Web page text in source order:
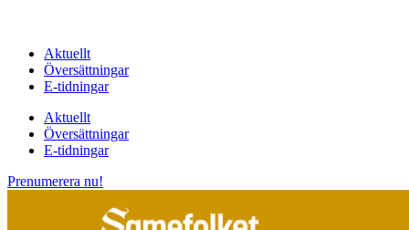
Aktuellt
Översättningar
E-tidningar
Aktuellt
Översättningar
E-tidningar
Prenumerera nu!